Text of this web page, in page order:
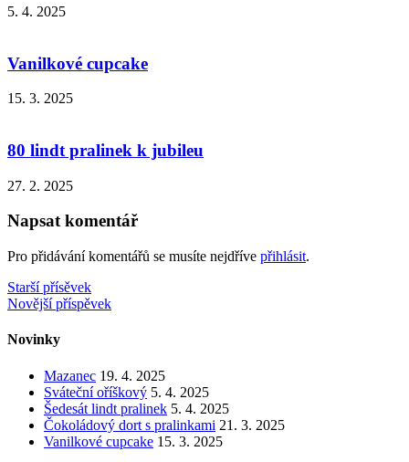
5. 4. 2025
Vanilkové cupcake
15. 3. 2025
80 lindt pralinek k jubileu
27. 2. 2025
Napsat komentář
Pro přidávání komentářů se musíte nejdříve přihlásit.
Navigace
pro
příspěvek
Starší přísěvek
Novější příspěvek
Novinky
Mazanec 19. 4. 2025
Sváteční oříškový 5. 4. 2025
Šedesát lindt pralinek 5. 4. 2025
Čokoládový dort s pralinkami 21. 3. 2025
Vanilkové cupcake 15. 3. 2025